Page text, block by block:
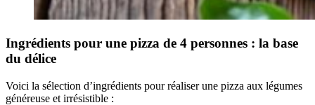
Ingrédients pour une pizza de 4 personnes : la base
du délice
Voici la sélection d’ingrédients pour réaliser une pizza aux légumes
généreuse et irrésistible :